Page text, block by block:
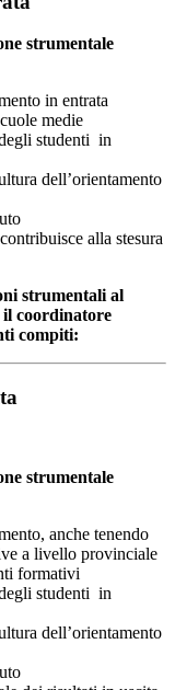
strumentale
in entrata
medie
studenti in
dell’orientamento
alla stesura
strumentali al
il coordinatore
compiti:
strumentale
anche tenendo
a livello provinciale
formativi
studenti in
dell’orientamento